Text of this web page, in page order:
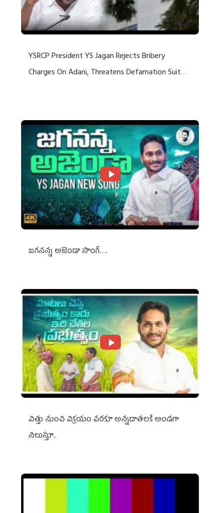
YSRCP President YS Jagan Rejects Bribery
Charges On Adani, Threatens Defamation Suit
జగనన్న అజెండా సాంగ్….
విత్తు నుంచి విక్రయం వరకూ అన్నదాతలకి అండగా
నిలుస్తూ..